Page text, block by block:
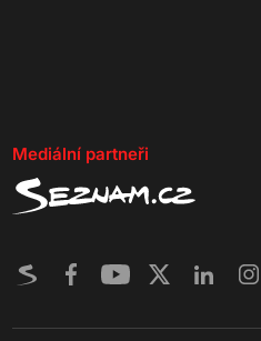
Mediální partneři